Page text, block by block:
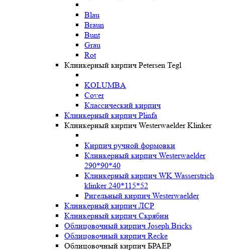
Blau
Braun
Bunt
Grau
Rot
Клинкерный кирпич Petersen Tegl
KOLUMBA
Cover
Классический кирпич
Клинкерный кирпич Plinfa
Клинкерный кирпич Westerwaelder Klinker
Кирпич ручной формовки
Клинкерный кирпич Westerwaelder
290*90*40
Клинкерный кирпич WK Wasserstrich
klinker 240*115*52
Ригельный кирпич Westerwaelder
Клинкерный кирпич ЛСР
Клинкерный кирпич Скрябин
Облицовочный кирпич Joseph Bricks
Облицовочный кирпич Recke
Облицовочный кирпич БРАЕР